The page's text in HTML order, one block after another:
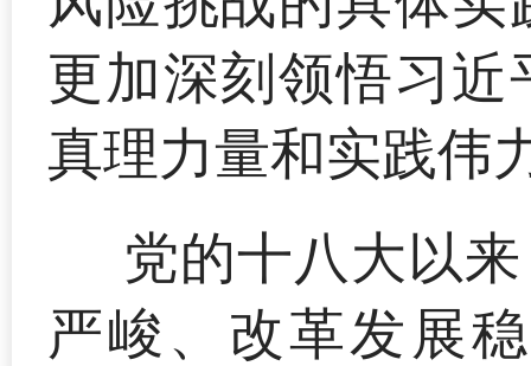
更加深刻领悟习
真理力量和实践伟
党的十八大以
严峻、改革发展